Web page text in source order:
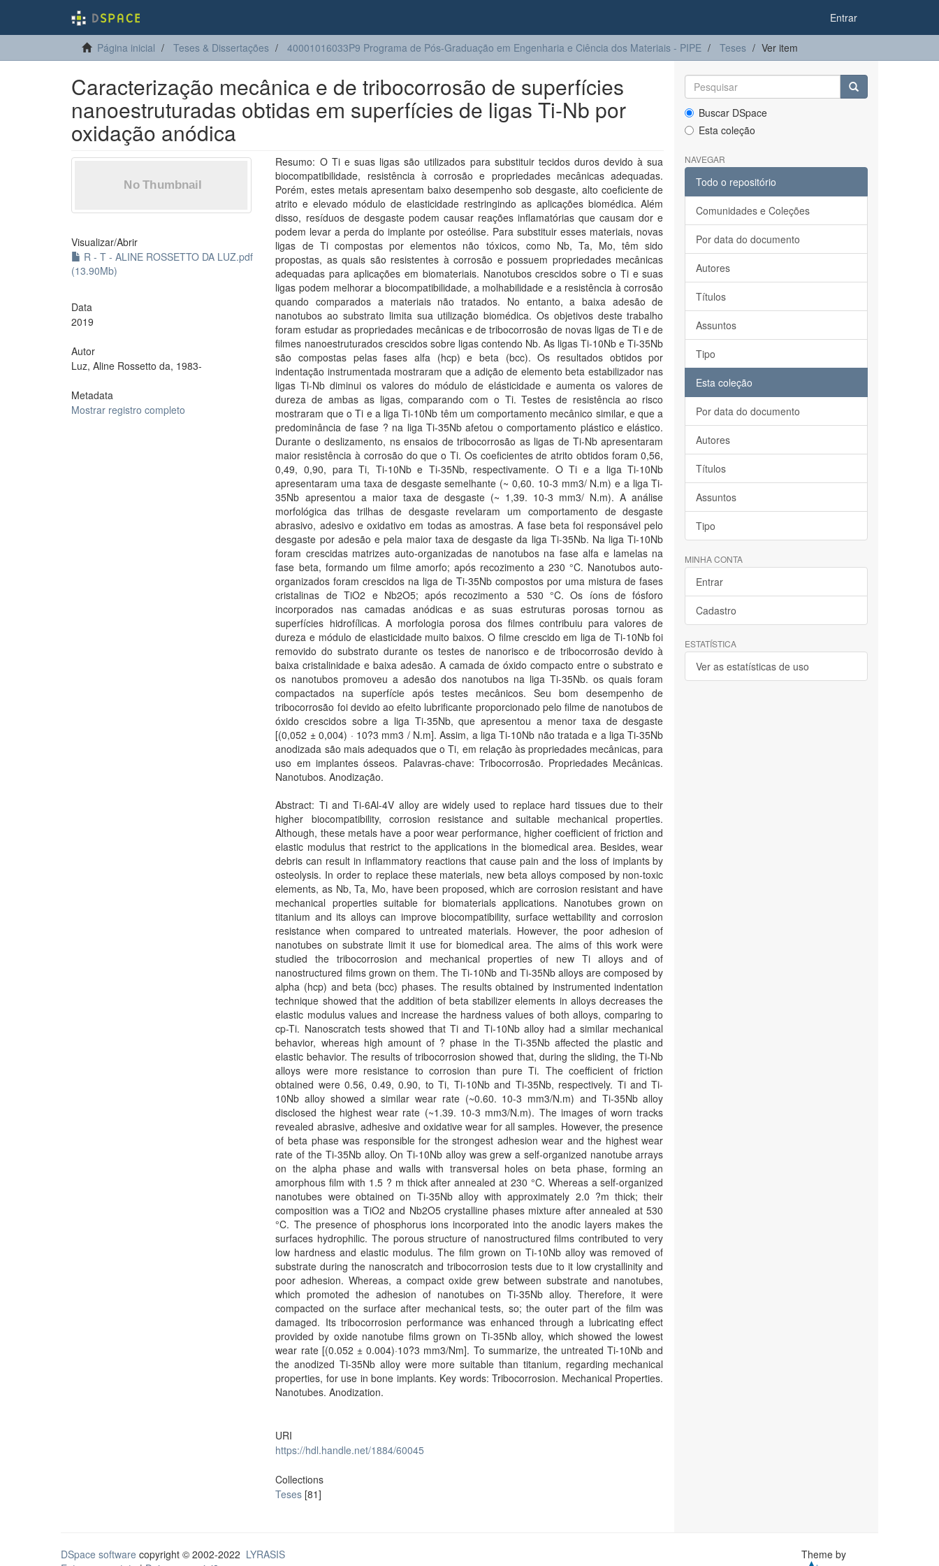
Entrar
Página inicial Teses & Dissertações 40001016033P9 Programa de Pós-Graduação em Engenharia e Ciência dos Materiais - PIPE Teses Ver item
Caracterização mecânica e de tribocorrosão de superfícies
nanoestruturadas obtidas em superfícies de ligas Ti-Nb por
oxidação anódica
Visualizar/Abrir
R - T - ALINE ROSSETTO DA LUZ.pdf
(13.90Mb)
Data
2019
Autor
Luz, Aline Rossetto da, 1983-
Metadata
Mostrar registro completo
Resumo: O Ti e suas ligas são utilizados para substituir tecidos duros devido à sua
biocompatibilidade, resistência à corrosão e propriedades mecânicas adequadas.
Porém, estes metais apresentam baixo desempenho sob desgaste, alto coeficiente de
atrito e elevado módulo de elasticidade restringindo as aplicações biomédica. Além
disso, resíduos de desgaste podem causar reações inflamatórias que causam dor e
podem levar a perda do implante por osteólise. Para substituir esses materiais, novas
ligas de Ti compostas por elementos não tóxicos, como Nb, Ta, Mo, têm sido
propostas, as quais são resistentes à corrosão e possuem propriedades mecânicas
adequadas para aplicações em biomateriais. Nanotubos crescidos sobre o Ti e suas
ligas podem melhorar a biocompatibilidade, a molhabilidade e a resistência à corrosão
quando comparados a materiais não tratados. No entanto, a baixa adesão de
nanotubos ao substrato limita sua utilização biomédica. Os objetivos deste trabalho
foram estudar as propriedades mecânicas e de tribocorrosão de novas ligas de Ti e de
filmes nanoestruturados crescidos sobre ligas contendo Nb. As ligas Ti-10Nb e Ti-35Nb
são compostas pelas fases alfa (hcp) e beta (bcc). Os resultados obtidos por
indentação instrumentada mostraram que a adição de elemento beta estabilizador nas
ligas Ti-Nb diminui os valores do módulo de elásticidade e aumenta os valores de
dureza de ambas as ligas, comparando com o Ti. Testes de resistência ao risco
mostraram que o Ti e a liga Ti-10Nb têm um comportamento mecânico similar, e que a
predominância de fase ? na liga Ti-35Nb afetou o comportamento plástico e elástico.
Durante o deslizamento, ns ensaios de tribocorrosão as ligas de Ti-Nb apresentaram
maior resistência à corrosão do que o Ti. Os coeficientes de atrito obtidos foram 0,56,
0,49, 0,90, para Ti, Ti-10Nb e Ti-35Nb, respectivamente. O Ti e a liga Ti-10Nb
apresentaram uma taxa de desgaste semelhante (~ 0,60. 10-3 mm3/ N.m) e a liga Ti-
35Nb apresentou a maior taxa de desgaste (~ 1,39. 10-3 mm3/ N.m). A análise
morfológica das trilhas de desgaste revelaram um comportamento de desgaste
abrasivo, adesivo e oxidativo em todas as amostras. A fase beta foi responsável pelo
desgaste por adesão e pela maior taxa de desgaste da liga Ti-35Nb. Na liga Ti-10Nb
foram crescidas matrizes auto-organizadas de nanotubos na fase alfa e lamelas na
fase beta, formando um filme amorfo; após recozimento a 230 °C. Nanotubos auto-
organizados foram crescidos na liga de Ti-35Nb compostos por uma mistura de fases
cristalinas de TiO2 e Nb2O5; após recozimento a 530 °C. Os íons de fósforo
incorporados nas camadas anódicas e as suas estruturas porosas tornou as
superfícies hidrofílicas. A morfologia porosa dos filmes contribuiu para valores de
dureza e módulo de elasticidade muito baixos. O filme crescido em liga de Ti-10Nb foi
removido do substrato durante os testes de nanorisco e de tribocorrosão devido à
baixa cristalinidade e baixa adesão. A camada de óxido compacto entre o substrato e
os nanotubos promoveu a adesão dos nanotubos na liga Ti-35Nb. os quais foram
compactados na superfície após testes mecânicos. Seu bom desempenho de
tribocorrosão foi devido ao efeito lubrificante proporcionado pelo filme de nanotubos de
óxido crescidos sobre a liga Ti-35Nb, que apresentou a menor taxa de desgaste
[(0,052 ± 0,004) · 10?3 mm3 / N.m]. Assim, a liga Ti-10Nb não tratada e a liga Ti-35Nb
anodizada são mais adequados que o Ti, em relação às propriedades mecânicas, para
uso em implantes ósseos. Palavras-chave: Tribocorrosão. Propriedades Mecânicas.
Nanotubos. Anodização.
Abstract: Ti and Ti-6Al-4V alloy are widely used to replace hard tissues due to their
higher biocompatibility, corrosion resistance and suitable mechanical properties.
Although, these metals have a poor wear performance, higher coefficient of friction and
elastic modulus that restrict to the applications in the biomedical area. Besides, wear
debris can result in inflammatory reactions that cause pain and the loss of implants by
osteolysis. In order to replace these materials, new beta alloys composed by non-toxic
elements, as Nb, Ta, Mo, have been proposed, which are corrosion resistant and have
mechanical properties suitable for biomaterials applications. Nanotubes grown on
titanium and its alloys can improve biocompatibility, surface wettability and corrosion
resistance when compared to untreated materials. However, the poor adhesion of
nanotubes on substrate limit it use for biomedical area. The aims of this work were
studied the tribocorrosion and mechanical properties of new Ti alloys and of
nanostructured films grown on them. The Ti-10Nb and Ti-35Nb alloys are composed by
alpha (hcp) and beta (bcc) phases. The results obtained by instrumented indentation
technique showed that the addition of beta stabilizer elements in alloys decreases the
elastic modulus values and increase the hardness values of both alloys, comparing to
cp-Ti. Nanoscratch tests showed that Ti and Ti-10Nb alloy had a similar mechanical
behavior, whereas high amount of ? phase in the Ti-35Nb affected the plastic and
elastic behavior. The results of tribocorrosion showed that, during the sliding, the Ti-Nb
alloys were more resistance to corrosion than pure Ti. The coefficient of friction
obtained were 0.56, 0.49, 0.90, to Ti, Ti-10Nb and Ti-35Nb, respectively. Ti and Ti-
10Nb alloy showed a similar wear rate (~0.60. 10-3 mm3/N.m) and Ti-35Nb alloy
disclosed the highest wear rate (~1.39. 10-3 mm3/N.m). The images of worn tracks
revealed abrasive, adhesive and oxidative wear for all samples. However, the presence
of beta phase was responsible for the strongest adhesion wear and the highest wear
rate of the Ti-35Nb alloy. On Ti-10Nb alloy was grew a self-organized nanotube arrays
on the alpha phase and walls with transversal holes on beta phase, forming an
amorphous film with 1.5 ? m thick after annealed at 230 °C. Whereas a self-organized
nanotubes were obtained on Ti-35Nb alloy with approximately 2.0 ?m thick; their
composition was a TiO2 and Nb2O5 crystalline phases mixture after annealed at 530
°C. The presence of phosphorus ions incorporated into the anodic layers makes the
surfaces hydrophilic. The porous structure of nanostructured films contributed to very
low hardness and elastic modulus. The film grown on Ti-10Nb alloy was removed of
substrate during the nanoscratch and tribocorrosion tests due to it low crystallinity and
poor adhesion. Whereas, a compact oxide grew between substrate and nanotubes,
which promoted the adhesion of nanotubes on Ti-35Nb alloy. Therefore, it were
compacted on the surface after mechanical tests, so; the outer part of the film was
damaged. Its tribocorrosion performance was enhanced through a lubricating effect
provided by oxide nanotube films grown on Ti-35Nb alloy, which showed the lowest
wear rate [(0.052 ± 0.004)·10?3 mm3/Nm]. To summarize, the untreated Ti-10Nb and
the anodized Ti-35Nb alloy were more suitable than titanium, regarding mechanical
properties, for use in bone implants. Key words: Tribocorrosion. Mechanical Properties.
Nanotubes. Anodization.
URI
https://hdl.handle.net/1884/60045
Collections
Teses [81]
Buscar DSpace
Esta coleção
NAVEGAR
Todo o repositório
Comunidades e Coleções
Por data do documento
Autores
Títulos
Assuntos
Tipo
Esta coleção
Por data do documento
Autores
Títulos
Assuntos
Tipo
MINHA CONTA
Entrar
Cadastro
ESTATÍSTICA
Ver as estatísticas de uso
DSpace software copyright © 2002-2022 LYRASIS
Theme by